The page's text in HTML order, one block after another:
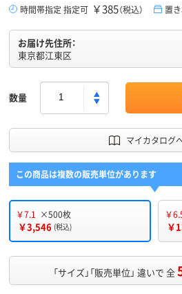
時間帯指定 指定可 ￥385（税込） 置
お届け先住所：
東京都江東区
数量
マイカタログ
この商品は複数の販売単位があります
￥7.1 ×500枚
￥3,546 (税込)
￥
￥
「サイズ」「販売単位」 違いで 全